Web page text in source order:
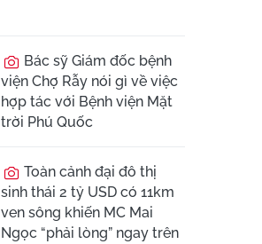
Bác sỹ Giám đốc bệnh
viện Chợ Rẫy nói gì về việc
hợp tác với Bệnh viện Mặt
trời Phú Quốc
Toàn cảnh đại đô thị
sinh thái 2 tỷ USD có 11km
ven sông khiến MC Mai
Ngọc “phải lòng” ngay trên